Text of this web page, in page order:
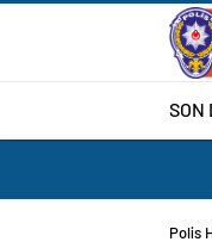
SON
Polis